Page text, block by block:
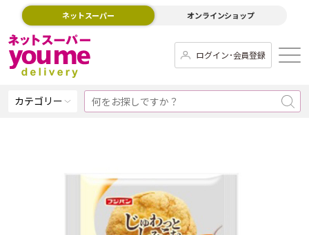
ネットスーパー オンラインショップ
ログイン･会員登録
カテゴリー